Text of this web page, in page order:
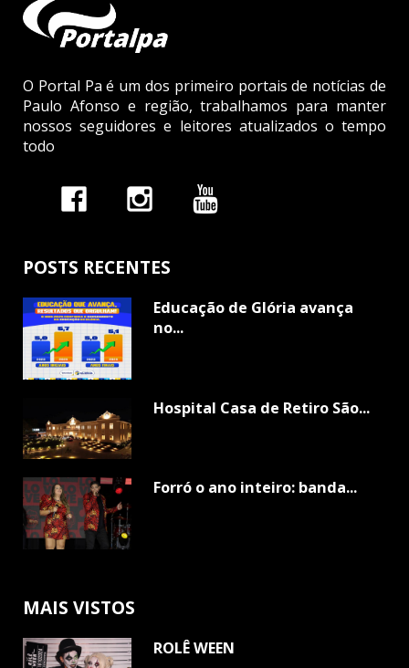
O Portal Pa é um dos primeiro portais de notícias de
Paulo Afonso e região, trabalhamos para manter
nossos seguidores e leitores atualizados o tempo
todo
POSTS RECENTES
Educação de Glória avança
no...
Hospital Casa de Retiro São...
Forró o ano inteiro: banda...
MAIS VISTOS
ROLÊ WEEN